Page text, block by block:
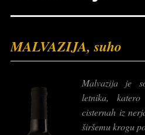
MALVAZIJA, suho
Malvazija je
letnika,
cisternah iz
širšemu krogu